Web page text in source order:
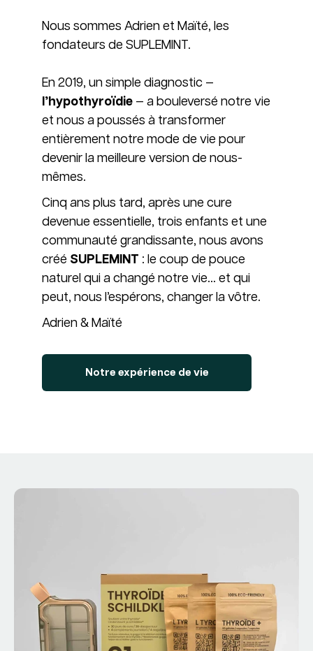
Nous sommes Adrien et Maïté, les
fondateurs de SUPLEMINT.
En 2019, un simple diagnostic —
l’hypothyroïdie — a bouleversé notre vie
et nous a poussés à transformer
entièrement notre mode de vie pour
devenir la meilleure version de nous-
mêmes.
Cinq ans plus tard, après une cure
devenue essentielle, trois enfants et une
communauté grandissante, nous avons
créé SUPLEMINT : le coup de pouce
naturel qui a changé notre vie… et qui
peut, nous l’espérons, changer la vôtre.
Adrien & Maïté
Notre expérience de vie